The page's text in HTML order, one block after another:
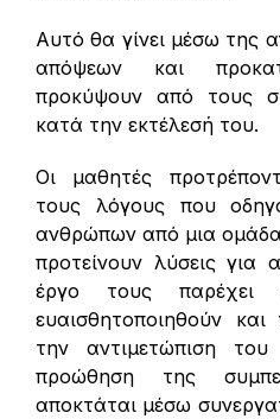
Αυτό θα γίνει μέσω της
απόψεων και
προκύψουν από τους
κατά την εκτέλεσή του.
Οι μαθητές
τους λόγους που
ανθρώπων από μια
προτείνουν λύσεις
έργο τους παρέχει
ευαισθητοποιηθούν
την αντιμετώπιση
προώθηση της
αποκτάται μέσω